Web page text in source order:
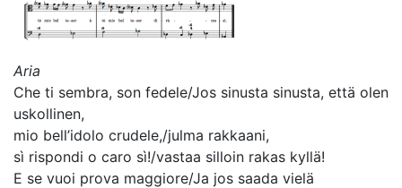
Aria
Che ti sembra, son fedele/Jos sinusta sinusta, että olen
uskollinen,
mio bell’idolo crudele,/julma rakkaani,
sì rispondi o caro sì!/vastaa silloin rakas kyllä!
E se vuoi prova maggiore/Ja jos saada vielä